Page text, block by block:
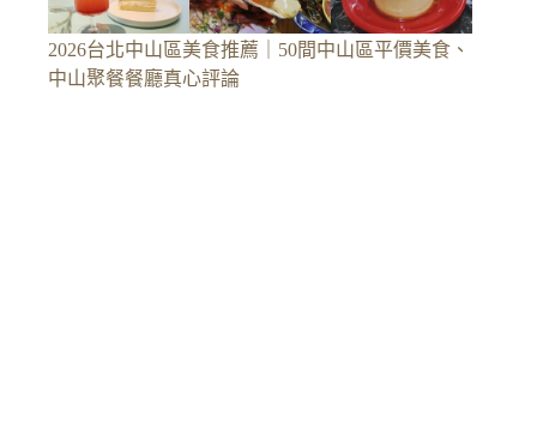
2026台北中山區美食推薦｜50間中山區平價美食、
中山聚餐餐廳真心評論